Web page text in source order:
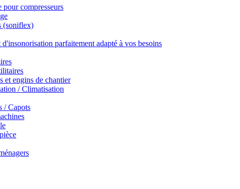
pour compresseurs
(soniflex)
parfaitement adapté à vos besoins
et engins de chantier
/ Climatisation
/ Capots